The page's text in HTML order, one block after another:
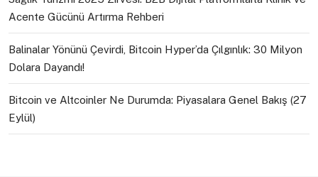
Acente Gücünü Artırma Rehberi
Balinalar Yönünü Çevirdi, Bitcoin Hyper’da Çılgınlık: 30 Milyon
Dolara Dayandı!
Bitcoin ve Altcoinler Ne Durumda: Piyasalara Genel Bakış (27
Eylül)